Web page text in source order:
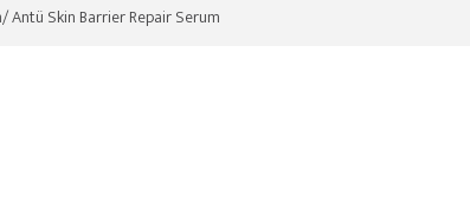
Antü Skin Barrier Repair Serum